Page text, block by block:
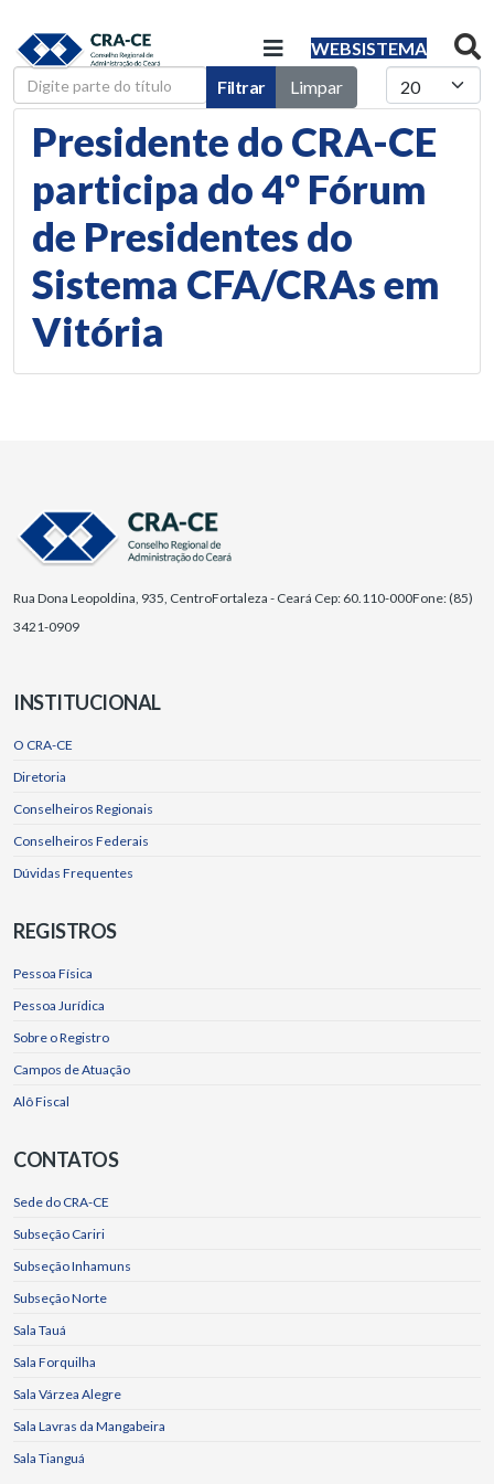
WEBSISTEMA
Digite parte do título
Filtrar Limpar Mostrar #
Presidente do CRA-CE
participa do 4º Fórum
de Presidentes do
Sistema CFA/CRAs em
Vitória
Rua Dona Leopoldina, 935, CentroFortaleza - Ceará Cep: 60.110-000Fone: (85)
3421-0909
INSTITUCIONAL
O CRA-CE
Diretoria
Conselheiros Regionais
Conselheiros Federais
Dúvidas Frequentes
REGISTROS
Pessoa Física
Pessoa Jurídica
Sobre o Registro
Campos de Atuação
Alô Fiscal
CONTATOS
Sede do CRA-CE
Subseção Cariri
Subseção Inhamuns
Subseção Norte
Sala Tauá
Sala Forquilha
Sala Várzea Alegre
Sala Lavras da Mangabeira
Sala Tianguá